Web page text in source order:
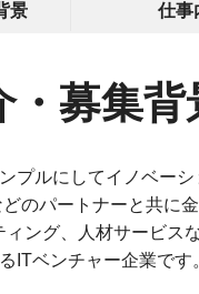
景 仕事
・募集背
プルにしてイノベー
のパートナーと共に
ング、人材サービス
ITベンチャー企業です